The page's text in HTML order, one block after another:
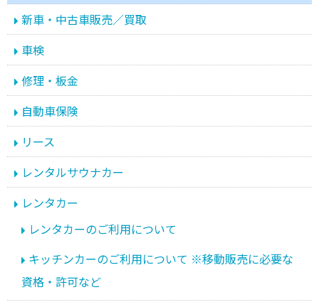
新車・中古車販売／買取
車検
修理・板金
自動車保険
リース
レンタルサウナカー
レンタカー
レンタカーのご利用について
キッチンカーのご利用について ※移動販売に必要な
資格・許可など